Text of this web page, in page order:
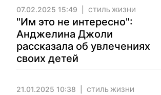
07.02.2025 15:49 СТИЛЬ ЖИЗНИ
"Им это не интересно":
Анджелина Джоли
рассказала об увлечениях
своих детей
21.01.2025 10:38 СТИЛЬ ЖИЗНИ